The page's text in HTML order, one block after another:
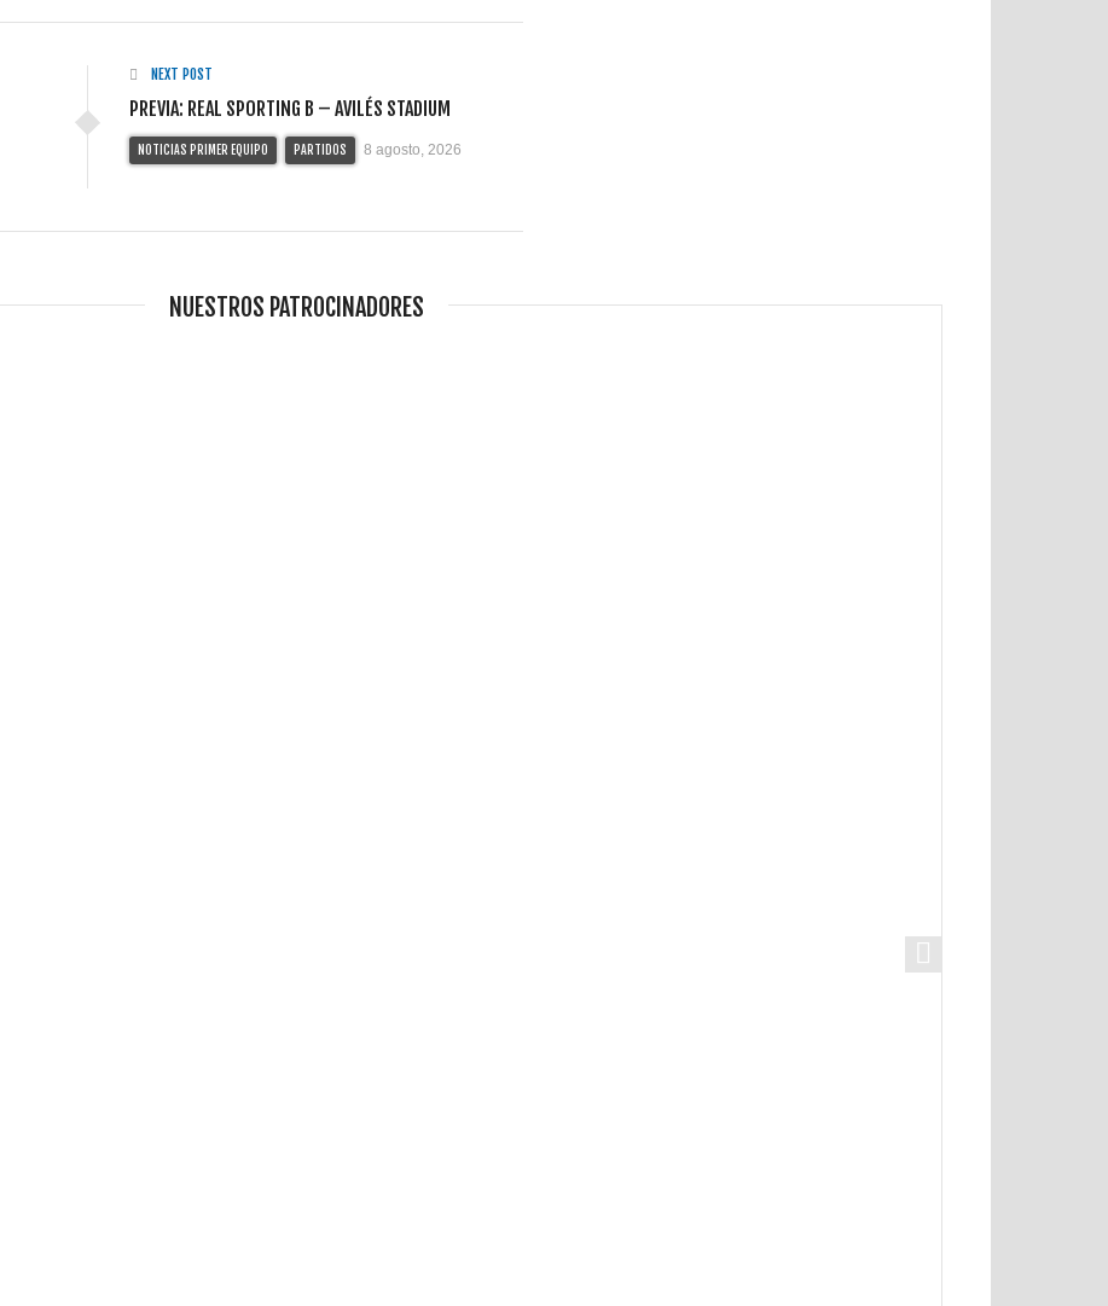
NEXT POST
PREVIA: REAL SPORTING B – AVILÉS STADIUM
NOTICIAS PRIMER EQUIPO PARTIDOS 8 agosto, 2026
NUESTROS PATROCINADORES